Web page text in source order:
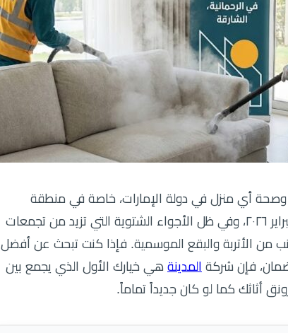
وصحة أي منزل في دولة الإمارات، خاصة في منطقة
الرحمانية التي تتميز بمنازلها الراقية. اليوم الأحد، ١٥ فبراير ٢٠٢٦، وفي ظل الأجواء الشتوية التي تزيد من تجمعات
من الأتربة والبقع الموسمية. فإذا كنت تبحث عن أفضل
فإن شركة المدينة هي خيارك الأول الذي يجمع بين
أثاثك كما لو كان جديداً تماماً.